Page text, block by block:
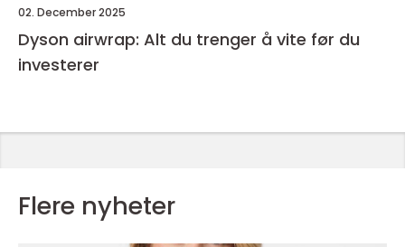
02. December 2025
Dyson airwrap: Alt du trenger å vite før du
investerer
Flere nyheter